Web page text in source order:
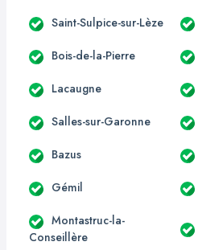
Saint-Sulpice-sur-Lèze
Bois-de-la-Pierre
Lacaugne
Salles-sur-Garonne
Bazus
Gémil
Montastruc-la-
Conseillère